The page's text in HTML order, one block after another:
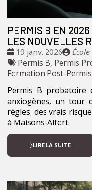
PERMIS B EN
LES NOUVELLES
Date
:
19 janv. 2026
par
Tags
:
Permis B, Permis
Formation Post-Permis
Permis B probatoire
anxiogènes, un tour
règles, des vrais
à Maisons-Alfort.
LIRE LA SUITE